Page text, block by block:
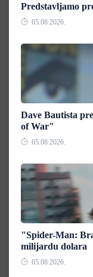
Predstavljamo
05.08.2026.
Dave Bautista
of War"
05.08.2026.
"Spider-Man:
milijardu dolara
05.08.2026.